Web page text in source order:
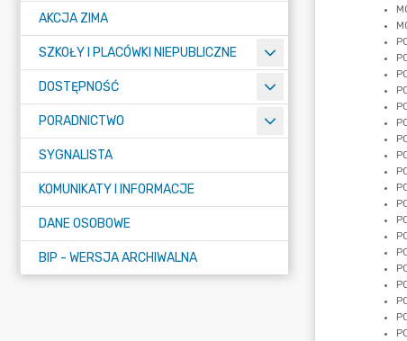
AKCJA ZIMA
SZKOŁY I PLACÓWKI NIEPUBLICZNE
DOSTĘPNOŚĆ
PORADNICTWO
SYGNALISTA
KOMUNIKATY I INFORMACJE
DANE OSOBOWE
BIP - WERSJA ARCHIWALNA